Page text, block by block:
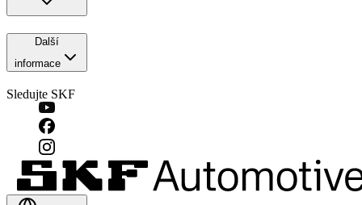
Další
informace
Sledujte SKF